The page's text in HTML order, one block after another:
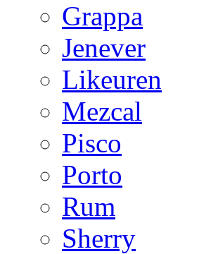
Grappa
Jenever
Likeuren
Mezcal
Pisco
Porto
Rum
Sherry